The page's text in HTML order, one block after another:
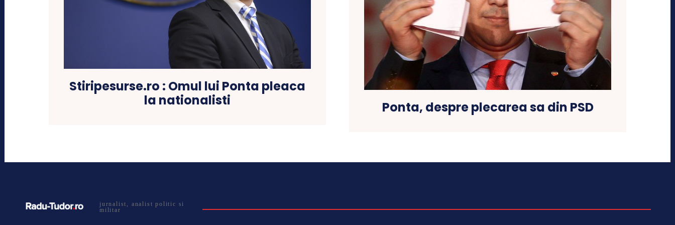
Stiripesurse.ro : Omul lui Ponta pleaca
la nationalisti
Ponta, despre plecarea sa din PSD
jurnalist, analist politic si
militar